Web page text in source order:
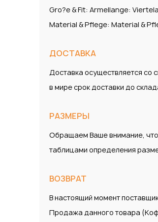
Gro?e & Fit: Armellange:
Material & Pflege: Material &
ДОСТАВКА
Доставка осуществляется со
в мире срок доставки до
РАЗМЕРЫ
Обращаем Ваше внимание, что
таблицами определения
ВОЗВРАТ
В настоящий момент
Продажа данного товара